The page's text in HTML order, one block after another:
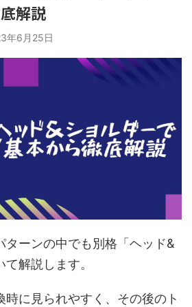
解説
年6月25日
ターンの中でも別格「ヘッド&
解説します。
時に見られやすく、その後のト